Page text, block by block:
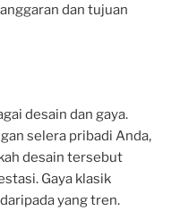
dan tujuan
desain dan gaya.
selera pribadi Anda,
desain tersebut
Gaya klasik
yang tren.